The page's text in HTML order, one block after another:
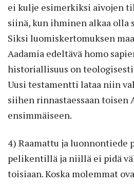
ei kulje esimerkiksi aivojen
siinä, kun ihminen alkaa olla
Siksi luomiskertomuksen
Aadamia edeltävä homo
historiallisuus on
Uusi testamentti lataa niin
siihen rinnastaessaan toisen
ensimmäiseen.
4) Raamattu ja luonnontiede
pelikentillä ja niillä ei pidä
toisiaan. Koska molemmat